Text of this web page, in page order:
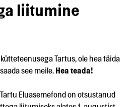
liitumine
Tartus, ole hea täida
see meile. Hea teada!
Eluasemefond on otsustanud